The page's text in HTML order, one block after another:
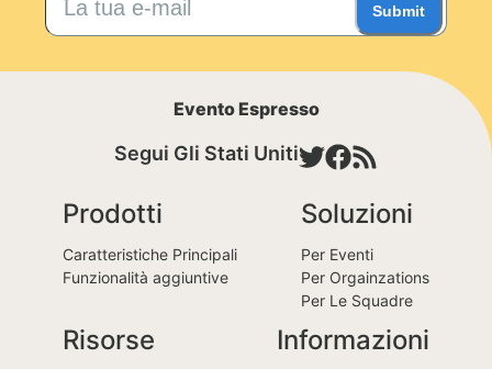
Submit
Evento Espresso
Segui Gli Stati Uniti
Prodotti
Caratteristiche Principali
Funzionalità aggiuntive
Soluzioni
Per Eventi
Per Orgainzations
Per Le Squadre
Risorse Informazioni